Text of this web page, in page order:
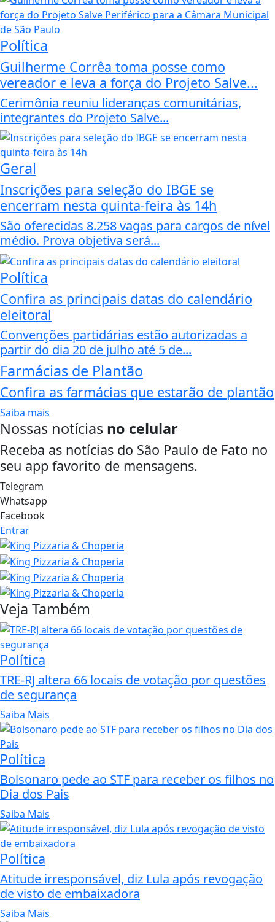
Política
Guilherme Corrêa toma posse como
vereador e leva a força do Projeto Salve...
Cerimônia reuniu lideranças comunitárias,
integrantes do Projeto Salve...
Geral
Inscrições para seleção do IBGE se
encerram nesta quinta-feira às 14h
São oferecidas 8.258 vagas para cargos de nível
médio. Prova objetiva será...
Política
Confira as principais datas do calendário
eleitoral
Convenções partidárias estão autorizadas a
partir do dia 20 de julho até 5 de...
Farmácias de Plantão
Confira as farmácias que estarão de plantão
Saiba mais
Nossas notícias no celular
Receba as notícias do São Paulo de Fato no
seu app favorito de mensagens.
Telegram
Whatsapp
Facebook
Entrar
Veja Também
Política
TRE-RJ altera 66 locais de votação por questões
de segurança
Saiba Mais
Política
Bolsonaro pede ao STF para receber os filhos no
Dia dos Pais
Saiba Mais
Política
Atitude irresponsável, diz Lula após revogação
de visto de embaixadora
Saiba Mais